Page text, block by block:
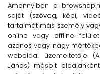
Amennyiben a
saját (szöveg, képi,
tartalmát más személy
online vagy offline
azonos vagy nagy
weboldal üzemeltetője
János) másolt